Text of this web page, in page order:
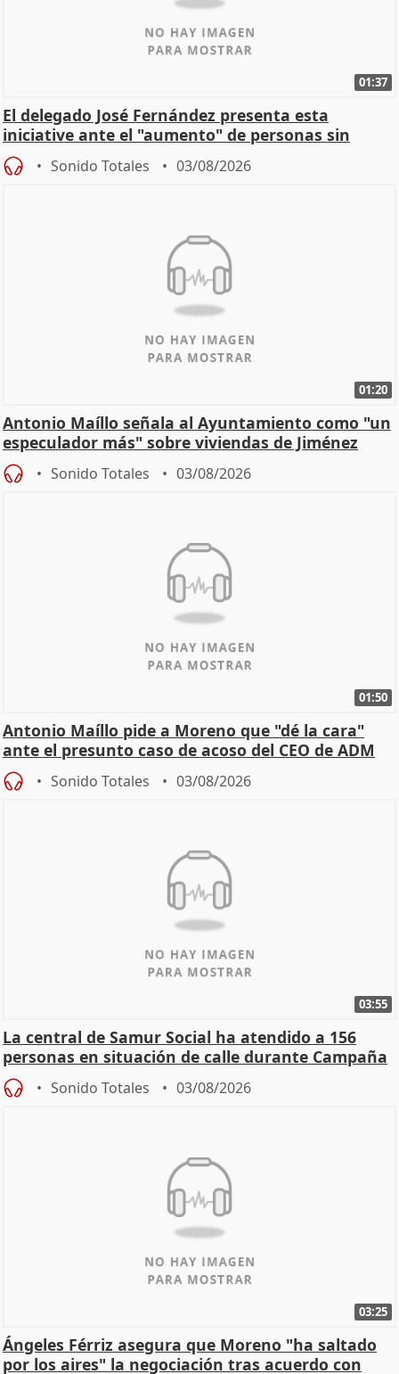
01:37
El delegado José Fernández presenta esta
iniciative ante el "aumento" de personas sin
hogar en Madri
Sonido Totales 03/08/2026
01:20
Antonio Maíllo señala al Ayuntamiento como "un
especulador más" sobre viviendas de Jiménez
Becerril
Sonido Totales 03/08/2026
01:50
Antonio Maíllo pide a Moreno que "dé la cara"
ante el presunto caso de acoso del CEO de ADM
Sonido Totales 03/08/2026
03:55
La central de Samur Social ha atendido a 156
personas en situación de calle durante Campaña
de Calor
Sonido Totales 03/08/2026
03:25
Ángeles Férriz asegura que Moreno "ha saltado
por los aires" la negociación tras acuerdo con